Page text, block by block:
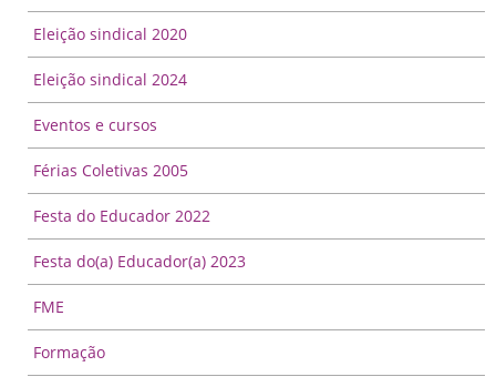
Eleição sindical 2020
Eleição sindical 2024
Eventos e cursos
Férias Coletivas 2005
Festa do Educador 2022
Festa do(a) Educador(a) 2023
FME
Formação